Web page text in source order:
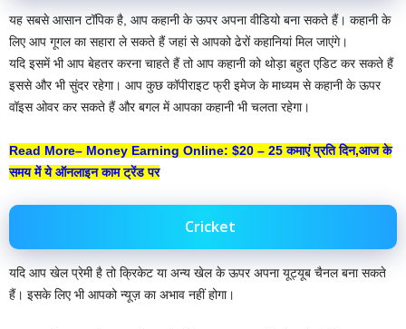
यह सबसे आसान टॉपिक है, आप कहानी के ऊपर अपना वीडियो बना सकते हैं। कहानी के
लिए आप गूगल का सहारा ले सकते हैं जहां से आपको ढेरों कहानियां मिल जाएंगे।
यदि इसमें भी आप बेहतर करना चाहते हैं तो आप कहानी को थोड़ा बहुत एडिट कर सकते हैं
इससे और भी सुंदर रहेगा। आप कुछ कॉपीराइट फ्री इमेज के माध्यम से कहानी के ऊपर
वॉइस ओवर कर सकते हैं और बगल में आपका कहानी भी चलता रहेगा।
Read More– Money Earning Online: $20 – 25 कमाएं प्रति दिन,आज के
समय में ये ऑनलाइन काम ट्रेंड पर
Cricket
यदि आप खेल प्रेमी है तो क्रिकेट या अन्य खेल के ऊपर अपना यूट्यूब चैनल बना सकते
हैं। इसके लिए भी आपको न्यूज़ का अभाव नहीं होगा।